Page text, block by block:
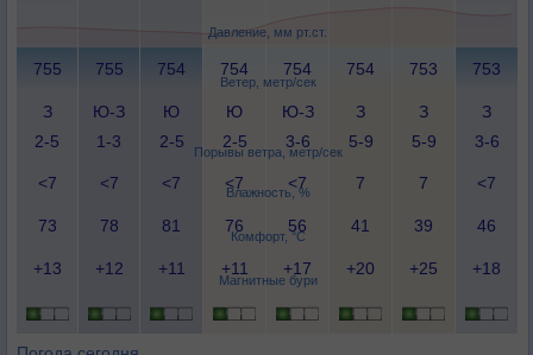
Давление, мм рт.ст.
Ветер, метр/сек
Порывы ветра, метр/сек
Влажность, %
Комфорт, °C
Магнитные бури
755 755 754 754 754 754 753 753
З
2-5
Ю-З
1-3
Ю
2-5
Ю
2-5
Ю-З
3-6
З
5-9
З
5-9
З
3-6
<7 <7 <7 <7 <7 7 7 <7
73 78 81 76 56 41 39 46
+13 +12 +11 +11 +17 +20 +25 +18